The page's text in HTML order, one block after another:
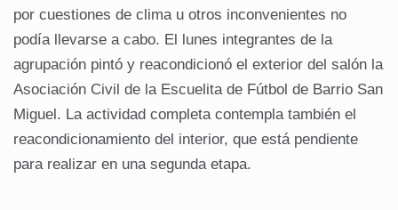
por cuestiones de clima u otros inconvenientes no
podía llevarse a cabo. El lunes integrantes de la
agrupación pintó y reacondicionó el exterior del salón la
Asociación Civil de la Escuelita de Fútbol de Barrio San
Miguel. La actividad completa contempla también el
reacondicionamiento del interior, que está pendiente
para realizar en una segunda etapa.